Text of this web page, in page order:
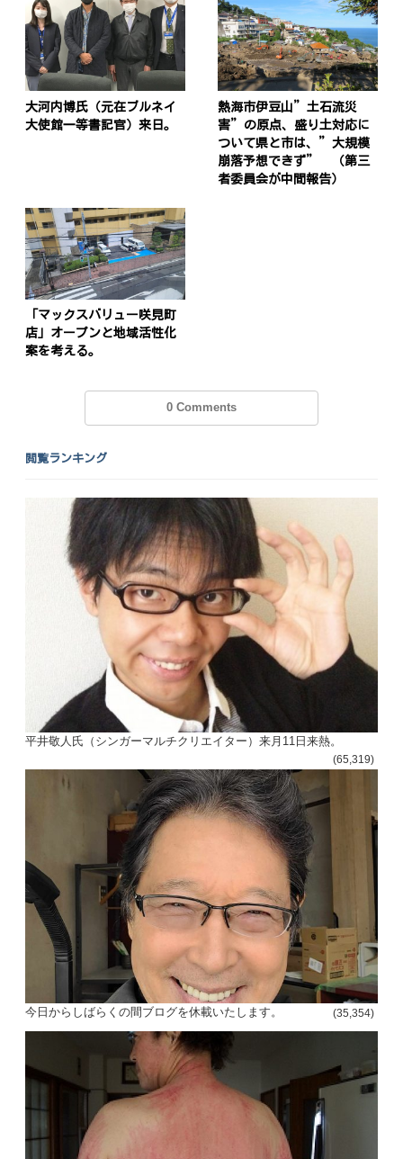
大河内博氏（元在ブルネイ
大使館一等書記官）来日。
熱海市伊豆山”土石流災
害”の原点、盛り土対応に
ついて県と市は、”大規模
崩落予想できず” （第三
者委員会が中間報告）
「マックスバリュー咲見町
店」オープンと地域活性化
案を考える。
0 Comments
閲覧ランキング
平井敬人氏（シンガーマルチクリエイター）来月11日来熱。
(65,319)
今日からしばらくの間ブログを休載いたします。 (35,354)